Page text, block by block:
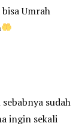
Umrah
sudah
ingin sekali